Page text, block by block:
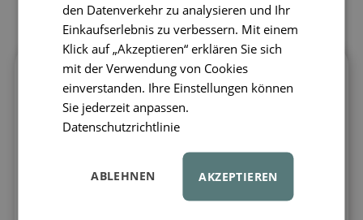
Das Picknick-Spielset LIEWOOD Elna
schafft Raum für ruhige Momente voller
Fantasie – ob im Wohnzimmer, im Garten
Samantha-Korb ist alles vorbereitet für
kleine Teetreffen, bei denen Kinder
Leckereien servieren, Tee einschenken und
den Datenverkehr zu analysieren und Ihr
Einkaufserlebnis zu verbessern. Mit einem
Klick auf „Akzeptieren“ erklären Sie sich
mit der Verwendung von Cookies
einverstanden. Ihre Einstellungen können
Sie jederzeit anpassen.
Datenschutzrichtlinie
AKZEPTIEREN
ABLEHNEN